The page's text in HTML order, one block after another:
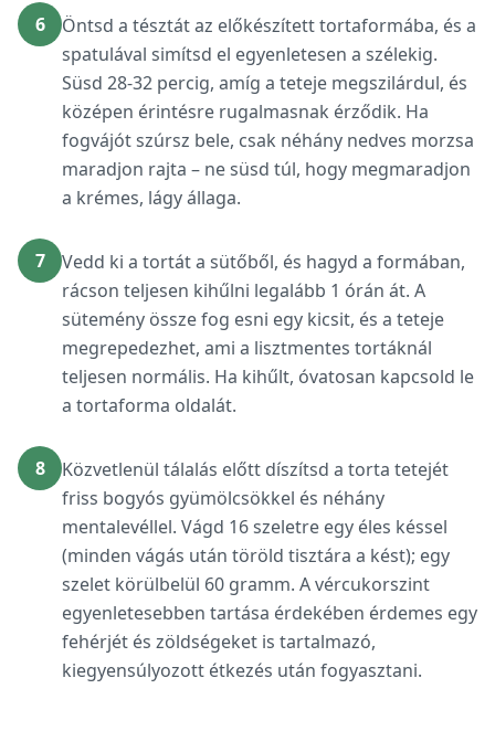
6
Öntsd a tésztát az előkészített tortaformába, és a
spatulával simítsd el egyenletesen a szélekig.
Süsd 28-32 percig, amíg a teteje megszilárdul, és
középen érintésre rugalmasnak érződik. Ha
fogvájót szúrsz bele, csak néhány nedves morzsa
maradjon rajta – ne süsd túl, hogy megmaradjon
a krémes, lágy állaga.
7
Vedd ki a tortát a sütőből, és hagyd a formában,
rácson teljesen kihűlni legalább 1 órán át. A
sütemény össze fog esni egy kicsit, és a teteje
megrepedezhet, ami a lisztmentes tortáknál
teljesen normális. Ha kihűlt, óvatosan kapcsold le
a tortaforma oldalát.
8
Közvetlenül tálalás előtt díszítsd a torta tetejét
friss bogyós gyümölcsökkel és néhány
mentalevéllel. Vágd 16 szeletre egy éles késsel
(minden vágás után töröld tisztára a kést); egy
szelet körülbelül 60 gramm. A vércukorszint
egyenletesebben tartása érdekében érdemes egy
fehérjét és zöldségeket is tartalmazó,
kiegyensúlyozott étkezés után fogyasztani.